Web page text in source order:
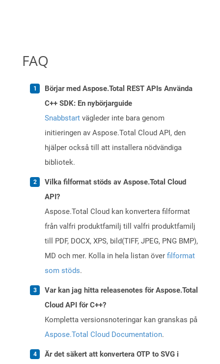
FAQ
Börjar med Aspose.Total REST APIs Använda
C++ SDK: En nybörjarguide
Snabbstart vägleder inte bara genom
initieringen av Aspose.Total Cloud API, den
hjälper också till att installera nödvändiga
bibliotek.
Vilka filformat stöds av Aspose.Total Cloud
API?
Aspose.Total Cloud kan konvertera filformat
från valfri produktfamilj till valfri produktfamilj
till PDF, DOCX, XPS, bild(TIFF, JPEG, PNG BMP),
MD och mer. Kolla in hela listan över filformat
som stöds.
Var kan jag hitta releasenotes för Aspose.Total
Cloud API för C++?
Kompletta versionsnoteringar kan granskas på
Aspose.Total Cloud Documentation.
Är det säkert att konvertera OTP to SVG i